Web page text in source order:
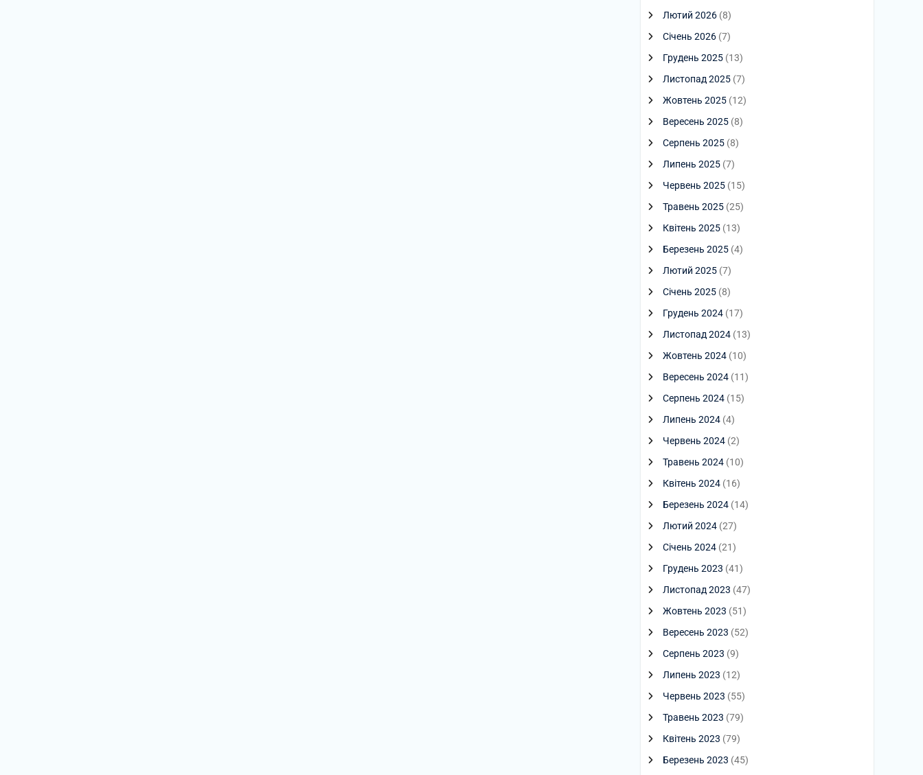
Лютий 2026 (8)
Січень 2026 (7)
Грудень 2025 (13)
Листопад 2025 (7)
Жовтень 2025 (12)
Вересень 2025 (8)
Серпень 2025 (8)
Липень 2025 (7)
Червень 2025 (15)
Травень 2025 (25)
Квітень 2025 (13)
Березень 2025 (4)
Лютий 2025 (7)
Січень 2025 (8)
Грудень 2024 (17)
Листопад 2024 (13)
Жовтень 2024 (10)
Вересень 2024 (11)
Серпень 2024 (15)
Липень 2024 (4)
Червень 2024 (2)
Травень 2024 (10)
Квітень 2024 (16)
Березень 2024 (14)
Лютий 2024 (27)
Січень 2024 (21)
Грудень 2023 (41)
Листопад 2023 (47)
Жовтень 2023 (51)
Вересень 2023 (52)
Серпень 2023 (9)
Липень 2023 (12)
Червень 2023 (55)
Травень 2023 (79)
Квітень 2023 (79)
Березень 2023 (45)